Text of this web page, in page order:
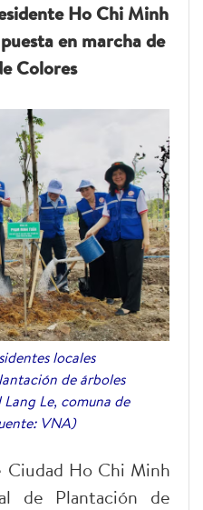
Ho Chi Minh
en marcha de
Colores
locales
de árboles
Le, comuna de
VNA)
Ho Chi Minh
de Plantación de